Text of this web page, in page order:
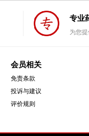
专业
为您
会员相关
免责条款
投诉与建议
评价规则